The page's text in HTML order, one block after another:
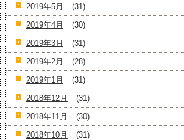
2019年5月
(31)
2019年4月
(30)
2019年3月
(31)
2019年2月
(28)
2019年1月
(31)
2018年12月
(31)
2018年11月
(30)
2018年10月
(31)